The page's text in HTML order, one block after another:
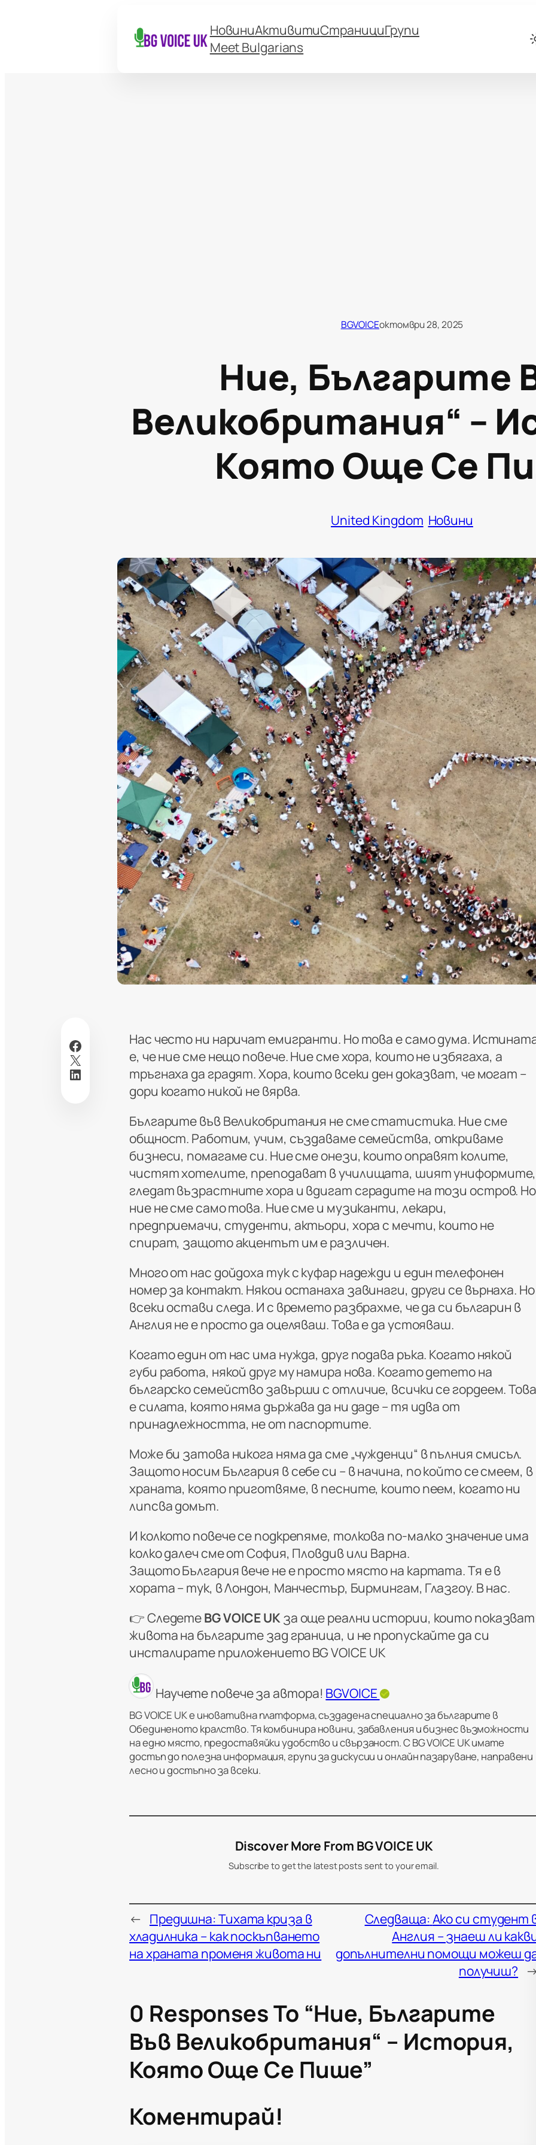
НовиниАктивитиСтранициГрупи
Meet Bulgarians
BGVOICEоктомври 28, 2025
Ние, Българите
Великобритания“ –
Която Още Се
United Kingdom Новини
Facebook
X
LinkedIn
Нас често ни наричат емигранти. Но това е само дума.
е, че ние сме нещо повече. Ние сме хора, които не избягаха, а
тръгнаха да градят. Хора, които всеки ден доказват, че могат –
дори когато никой не вярва.
Българите във Великобритания не сме статистика. Ние сме
общност. Работим, учим, създаваме семейства, откриваме
бизнеси, помагаме си. Ние сме онези, които оправят колите,
чистят хотелите, преподават в училищата, шият униформите,
гледат възрастните хора и вдигат сградите на този остров. Но
ние не сме само това. Ние сме и музиканти, лекари,
предприемачи, студенти, актьори, хора с мечти, които не
спират, защото акцентът им е различен.
Много от нас дойдоха тук с куфар надежди и един телефонен
номер за контакт. Някои останаха завинаги, други се върнаха. Но
всеки остави следа. И с времето разбрахме, че да си българин в
Англия не е просто да оцеляваш. Това е да устояваш.
Когато един от нас има нужда, друг подава ръка. Когато някой
губи работа, някой друг му намира нова. Когато детето на
българско семейство завърши с отличие, всички се гордеем. Това
е силата, която няма държава да ни даде – тя идва от
принадлежността, не от паспортите.
Може би затова никога няма да сме „чужденци“ в пълния смисъл.
Защото носим България в себе си – в начина, по който се смеем, в
храната, която приготвяме, в песните, които пеем, когато ни
липсва домът.
И колкото повече се подкрепяме, толкова по-малко значение има
колко далеч сме от София, Пловдив или Варна.
Защото България вече не е просто място на картата. Тя е в
хората – тук, в Лондон, Манчестър, Бирмингам, Глазгоу. В нас.
👉 СледетеBG VOICE UKза още реални истории, които показват
живота на българите зад граница, и не пропускайте да си
инсталирате приложениетоBG VOICE UK
Научете повече за автора! BGVOICE
BG VOICE UK е иновативна платформа, създадена специално за българите в
Обединеното кралство. Тя комбинира новини, забавления и бизнес възможности
на едно място, предоставяйки удобство и свързаност. С BG VOICE UK имате
достъп до полезна информация, групи за дискусии и онлайн пазаруване, направени
лесно и достъпно за всеки.
Discover More From BG VOICE UK
Subscribe to get the latest posts sent to your email.
← Предишна:Тихата криза в
хладилника – как поскъпването
на храната променя живота ни
Следваща:Ако си студент
Англия – знаеш ли
допълнителни помощи можеш
получиш?
→
0 Responses To “Ние, Българите
Във Великобритания“ – История,
Която Още Се Пише”
Коментирай!